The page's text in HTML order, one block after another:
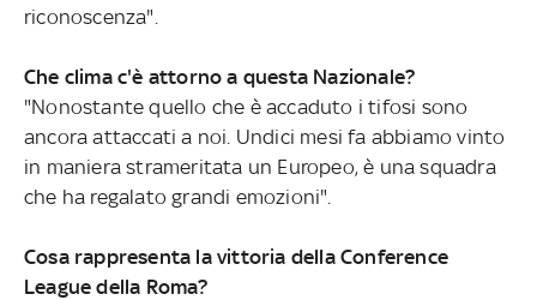
riconoscenza".
Che clima c'è attorno a questa Nazionale?
"Nonostante quello che è accaduto i tifosi sono
ancora attaccati a noi. Undici mesi fa abbiamo vinto
in maniera strameritata un Europeo, è una squadra
che ha regalato grandi emozioni".
Cosa rappresenta la vittoria della Conference
League della Roma?